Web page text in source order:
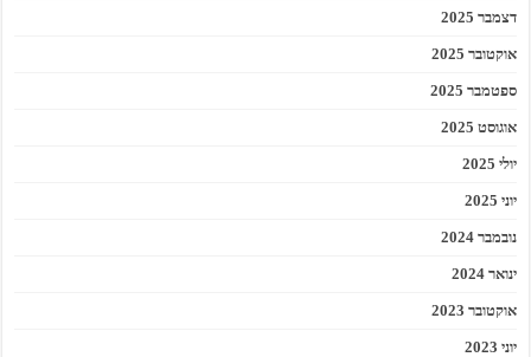
דצמבר 2025
אוקטובר 2025
ספטמבר 2025
אוגוסט 2025
יולי 2025
יוני 2025
נובמבר 2024
ינואר 2024
אוקטובר 2023
יוני 2023